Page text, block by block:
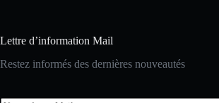
Lettre d’information Mail
Restez informés des dernières nouveautés